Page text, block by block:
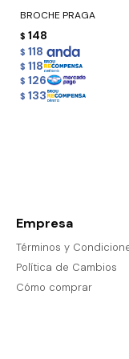
BROCHE PRAGA
$ 148
$ 118
$ 118
$ 126
$ 133
Empresa
Términos y
Política de Cambios
Cómo comprar